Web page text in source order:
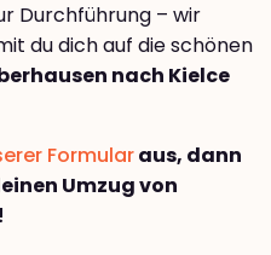
Durchführung – wir
du dich auf die schönen
nach Kielce
Formularaus, dann
Umzug von